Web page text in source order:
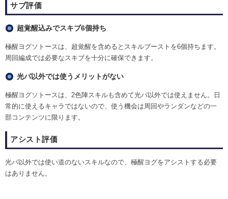
サブ評価
超覚醒込みでスキブ6個持ち
極醒ヨグソトースは、超覚醒を含めるとスキルブーストを6個持ちます。
周回編成では必要なスキブを十分に確保できます。
光パ以外では使うメリットがない
極醒ヨグソトースは、2色陣スキルも含めて光パ以外では使えません。日
常的に使えるキャラではないので、使う機会は周回やランダンなどの一
部コンテンツに限ります。
アシスト評価
光パ以外では使い道のないスキルなので、極醒ヨグをアシストする必要
はありません。